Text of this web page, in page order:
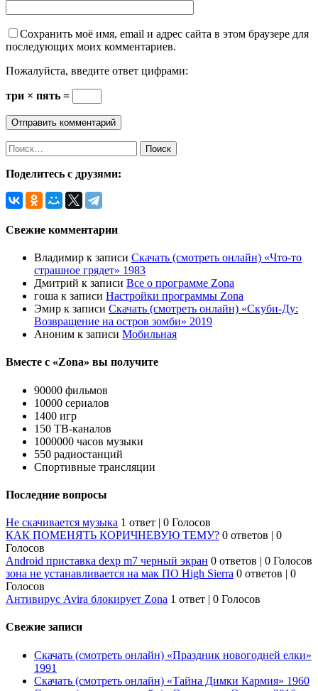
Сохранить моё имя, email и адрес сайта в этом браузере для
последующих моих комментариев.
Пожалуйста, введите ответ цифрами:
три × пять =
Найти:
Поделитесь с друзями:
Свежие комментарии
Владимир к записи Скачать (смотреть онлайн) «Что-то
страшное грядет» 1983
Дмитрий к записи Все о программе Zona
гоша к записи Настройки программы Zona
Эмир к записи Скачать (смотреть онлайн) «Скуби-Ду:
Возвращение на остров зомби» 2019
Аноним к записи Мобильная
Вместе с «Zona» вы получите
90000 фильмов
10000 сериалов
1400 игр
150 ТВ-каналов
1000000 часов музыки
550 радиостанций
Спортивные трансляции
Последние вопросы
Не скачивается музыка 1 ответ | 0 Голосов
КАК ПОМЕНЯТЬ КОРИЧНЕВУЮ ТЕМУ? 0 ответов | 0
Голосов
Android приставка dexp m7 черный экран 0 ответов | 0 Голосов
зона не устанавливается на мак ПО High Sierra 0 ответов | 0
Голосов
Антивирус Avira блокирует Zona 1 ответ | 0 Голосов
Свежие записи
Скачать (смотреть онлайн) «Праздник новогодней елки»
1991
Скачать (смотреть онлайн) «Тайна Димки Кармия» 1960